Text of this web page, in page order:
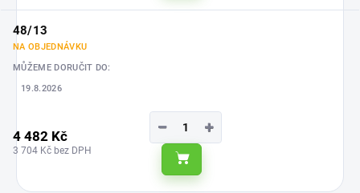
48/13
NA OBJEDNÁVKU
MŮŽEME DORUČIT DO:
19.8.2026
4 482 Kč
3 704 Kč bez DPH
+
−
Do košíku